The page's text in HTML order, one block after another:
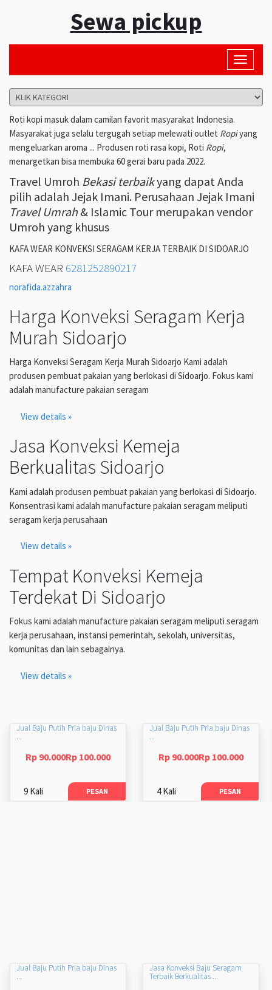
Sewa pickup
Toggle
Roti kopi masuk dalam camilan favorit masyarakat Indonesia.
Masyarakat juga selalu tergugah setiap melewati outlet Ropiyang
mengeluarkan aroma ... Produsen roti rasa kopi, Roti Ropi,
menargetkan bisa membuka 60 gerai baru pada 2022.
Travel Umroh Bekasi terbaikyang dapat Anda
pilih adalah Jejak Imani. Perusahaan Jejak Imani
Travel Umrah& Islamic Tour merupakan vendor
Umroh yang khusus
KAFA WEAR KONVEKSI SERAGAM KERJA TERBAIK DI SIDOARJO
KAFA WEAR 6281252890217
norafida.azzahra
Harga Konveksi Seragam Kerja
Murah Sidoarjo
Harga Konveksi Seragam Kerja Murah Sidoarjo Kami adalah
produsen pembuat pakaian yang berlokasi di Sidoarjo. Fokus kami
adalah manufacture pakaian seragam
View details »
Jasa Konveksi Kemeja
Berkualitas Sidoarjo
Kami adalah produsen pembuat pakaian yang berlokasi di Sidoarjo.
Konsentrasi kami adalah manufacture pakaian seragam meliputi
seragam kerja perusahaan
View details »
Tempat Konveksi Kemeja
Terdekat Di Sidoarjo
Fokus kami adalah manufacture pakaian seragam meliputi seragam
kerja perusahaan, instansi pemerintah, sekolah, universitas,
komunitas dan lain sebagainya.
View details »
Jual Baju Putih Pria baju Dinas
...
Rp 90.000Rp 100.000
9 Kali PESAN
Jual Baju Putih Pria baju Dinas
...
Rp 90.000Rp 100.000
4 Kali PESAN
Jual Baju Putih Pria baju Dinas
...
Jasa Konveksi Baju Seragam
Terbaik Berkualitas ...